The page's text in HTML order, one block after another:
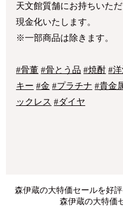
天文館質舗にお持ちいた
現金化いたします。
※一部商品は除きます。
#骨董 #骨とう品 #焼酎 #
キー #金 #プラチナ #貴金
ックレス #ダイヤ
森伊蔵の大特価セールを好
森伊蔵の大特価